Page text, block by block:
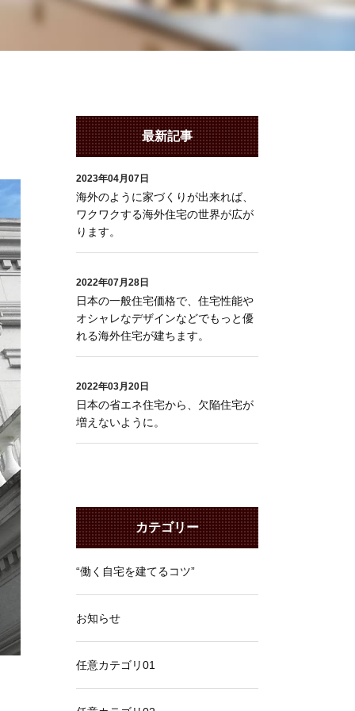
最新記事
2023年04月07日
海外のように家づくりが出来れば、
ワクワクする海外住宅の世界が広が
ります。
2022年07月28日
日本の一般住宅価格で、住宅性能や
オシャレなデザインなどでもっと優
れる海外住宅が建ちます。
2022年03月20日
日本の省エネ住宅から、欠陥住宅が
増えないように。
カテゴリー
“働く自宅を建てるコツ”
お知らせ
任意カテゴリ01